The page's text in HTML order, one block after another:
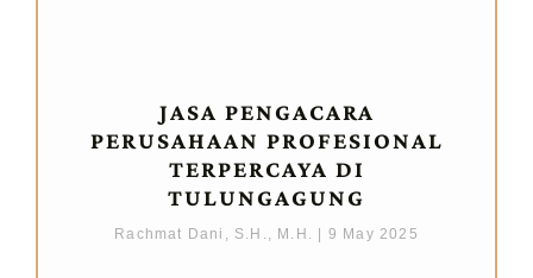
JASA PENGACARA
PERUSAHAAN PROFESIONAL
TERPERCAYA DI
TULUNGAGUNG
Rachmat Dani, S.H., M.H. 9 May 2025